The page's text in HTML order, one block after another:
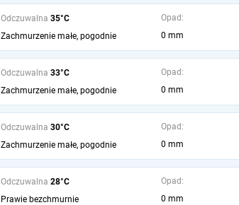
Odczuwalna 35°C
Zachmurzenie małe, pogodnie
Opad:
0 mm
Odczuwalna 33°C
Zachmurzenie małe, pogodnie
Opad:
0 mm
Odczuwalna 30°C
Zachmurzenie małe, pogodnie
Opad:
0 mm
Odczuwalna 28°C
Prawie bezchmurnie
Opad:
0 mm